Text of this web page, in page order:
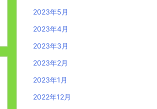
2023年5月
2023年4月
2023年3月
2023年2月
2023年1月
2022年12月